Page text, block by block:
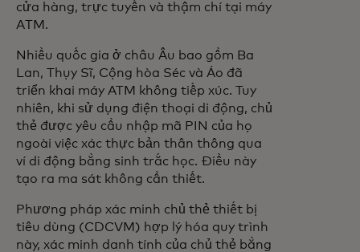
cửa hàng, trực tuyến và thậm chí tại máy
ATM.
Nhiều quốc gia ở châu Âu bao gồm Ba
Lan, Thụy Sĩ, Cộng hòa Séc và Áo đã
triển khai máy ATM không tiếp xúc. Tuy
nhiên, khi sử dụng điện thoại di động, chủ
thẻ được yêu cầu nhập mã PIN của họ
ngoài việc xác thực bản thân thông qua
ví di động bằng sinh trắc học. Điều này
tạo ra ma sát không cần thiết.
Phương pháp xác minh chủ thẻ thiết bị
tiêu dùng (CDCVM) hợp lý hóa quy trình
này, xác minh danh tính của chủ thẻ bằng